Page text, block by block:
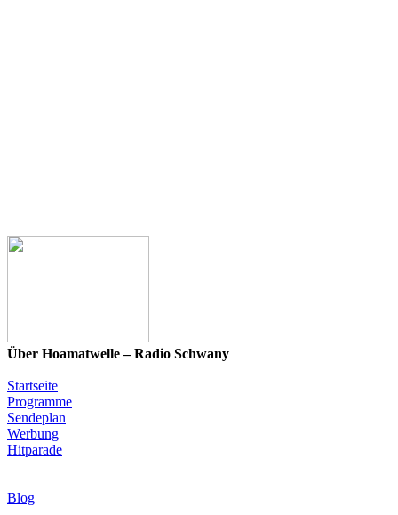
Über Hoamatwelle – Radio Schwany
Startseite
Programme
Sendeplan
Werbung
Hitparade
Blog